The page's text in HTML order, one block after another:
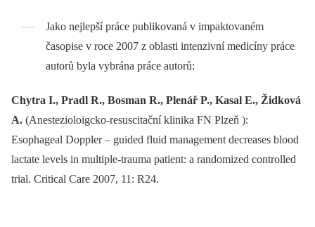
Jako nejlepší práce publikovaná v impaktovaném
časopise v roce 2007 z oblasti intenzivní medicíny práce
autorů byla vybrána práce autorů:
Chytra I., Pradl R., Bosman R., Plenář P., Kasal E., Židková
A. (Anestezioloigcko-resuscitační klinika FN Plzeň ):
Esophageal Doppler –⁠ guided fluid management decreases blood
lactate levels in multiple-trauma patient: a randomized controlled
trial. Critical Care 2007, 11: R24.